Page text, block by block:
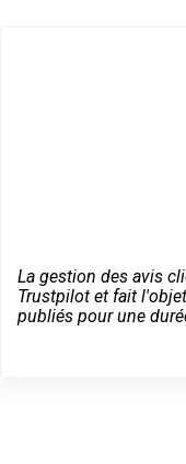
La gestion des avis
Trustpilot et fait
publiés pour une